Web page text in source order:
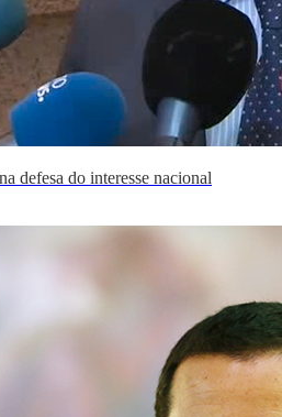
defesa do interesse nacional